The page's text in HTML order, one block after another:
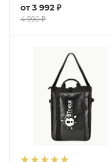
от3 992 ₽
4 990 ₽